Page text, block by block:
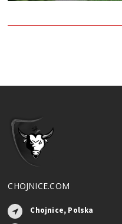
CHOJNICE.COM
Chojnice, Polska